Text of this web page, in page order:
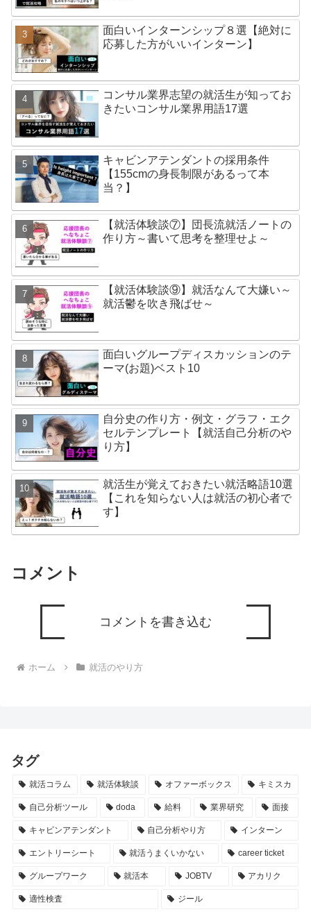
面白いインターンシップ８選【絶対に
応募した方がいいインターン】
コンサル業界志望の就活生が知ってお
きたいコンサル業界用語17選
キャビンアテンダントの採用条件
【155cmの身長制限があるって本
当？】
【就活体験談⑦】団長流就活ノートの
作り方～書いて思考を整理せよ～
【就活体験談⑨】就活なんて大嫌い～
就活鬱を吹き飛ばせ～
面白いグループディスカッションのテ
ーマ(お題)ベスト10
自分史の作り方・例文・グラフ・エク
セルテンプレート【就活自己分析のや
り方】
就活生が覚えておきたい就活略語10選
【これを知らない人は就活の初心者で
す】
コメント
コメントを書き込む
ホーム 就活のやり方
タグ
就活コラム 就活体験談 オファーボックス キミスカ
自己分析ツール doda 給料 業界研究 面接
キャビンアテンダント 自己分析やり方 インターン
エントリーシート 就活うまくいかない career ticket
グループワーク 就活本 JOBTV アカリク
適性検査 ジール